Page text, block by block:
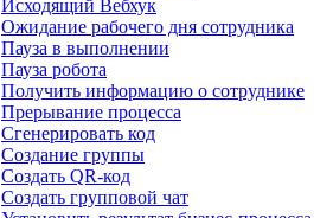
Исходящий Вебхук
Ожидание рабочего дня сотрудника
Пауза в выполнении
Пауза робота
Получить информацию о сотруднике
Прерывание процесса
Сгенерировать код
Создание группы
Создать QR-код
Создать групповой чат